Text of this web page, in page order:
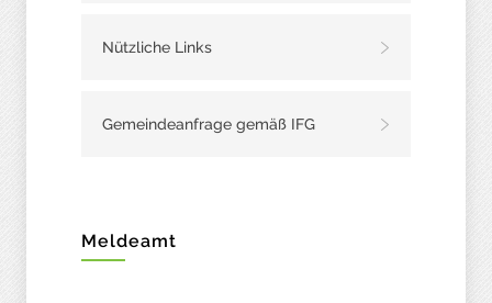
Nützliche Links
Gemeindeanfrage gemäß IFG
Meldeamt